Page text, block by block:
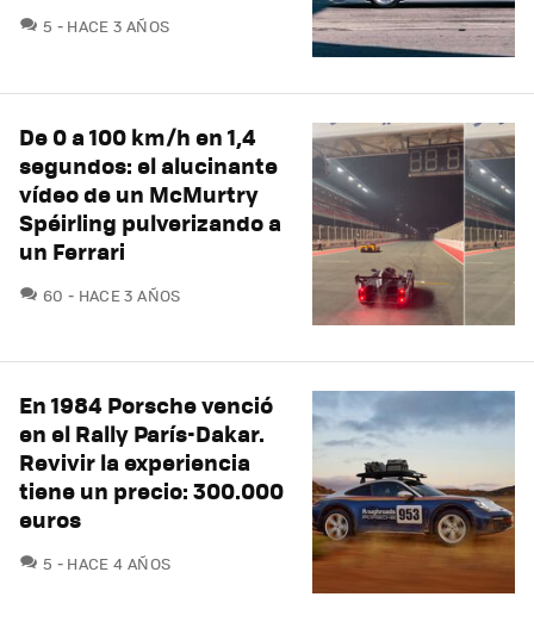
5 COMENTARIOS
HACE 3 AÑOS
De 0 a 100 km/h en 1,4
segundos: el alucinante
vídeo de un McMurtry
Spéirling pulverizando a
un Ferrari
60 COMENTARIOS
HACE 3 AÑOS
En 1984 Porsche venció
en el Rally París-Dakar.
Revivir la experiencia
tiene un precio: 300.000
euros
5 COMENTARIOS
HACE 4 AÑOS